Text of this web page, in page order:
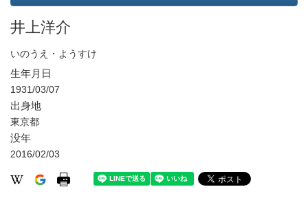
井上洋介
いのうえ・ようすけ
生年月日
1931/03/07
出身地
東京都
没年
2016/02/03